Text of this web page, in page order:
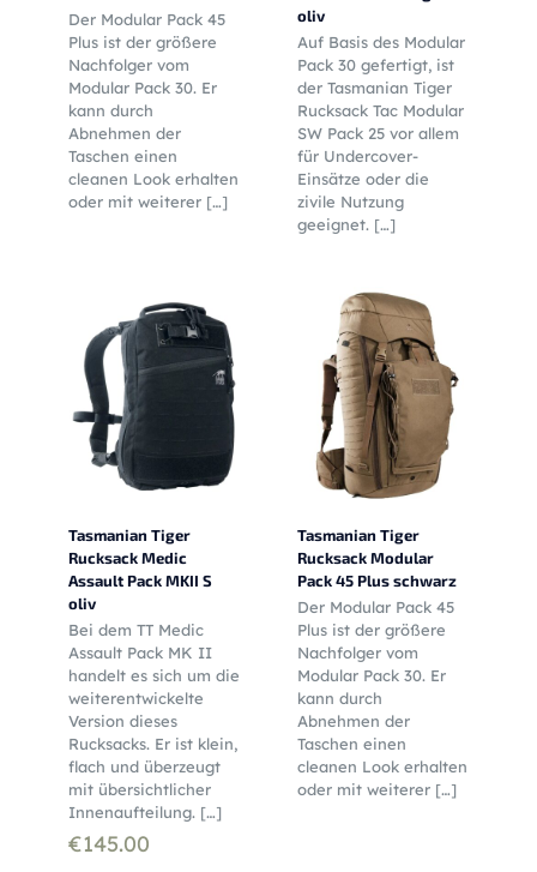
Der Modular Pack 45
Plus ist der größere
Nachfolger vom
Modular Pack 30. Er
kann durch
Abnehmen der
Taschen einen
cleanen Look erhalten
oder mit weiterer[…]
oliv
Auf Basis des Modular
Pack 30 gefertigt, ist
der Tasmanian Tiger
Rucksack Tac Modular
SW Pack 25 vor allem
für Undercover-
Einsätze oder die
zivile Nutzung
geeignet. […]
Tasmanian Tiger
Rucksack Medic
Assault Pack MKII S
oliv
Bei dem TT Medic
Assault Pack MK II
handelt es sich um die
weiterentwickelte
Version dieses
Rucksacks. Er ist klein,
flach und überzeugt
mit übersichtlicher
Innenaufteilung. […]
€145.00
Tasmanian Tiger
Rucksack Modular
Pack 45 Plus schwarz
Der Modular Pack 45
Plus ist der größere
Nachfolger vom
Modular Pack 30. Er
kann durch
Abnehmen der
Taschen einen
cleanen Look erhalten
oder mit weiterer[…]